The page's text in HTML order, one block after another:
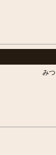
みつ